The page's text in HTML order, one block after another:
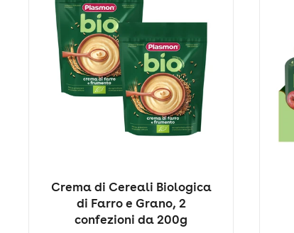
Crema di Cereali Biologica
di Farro e Grano, 2
confezioni da 200g